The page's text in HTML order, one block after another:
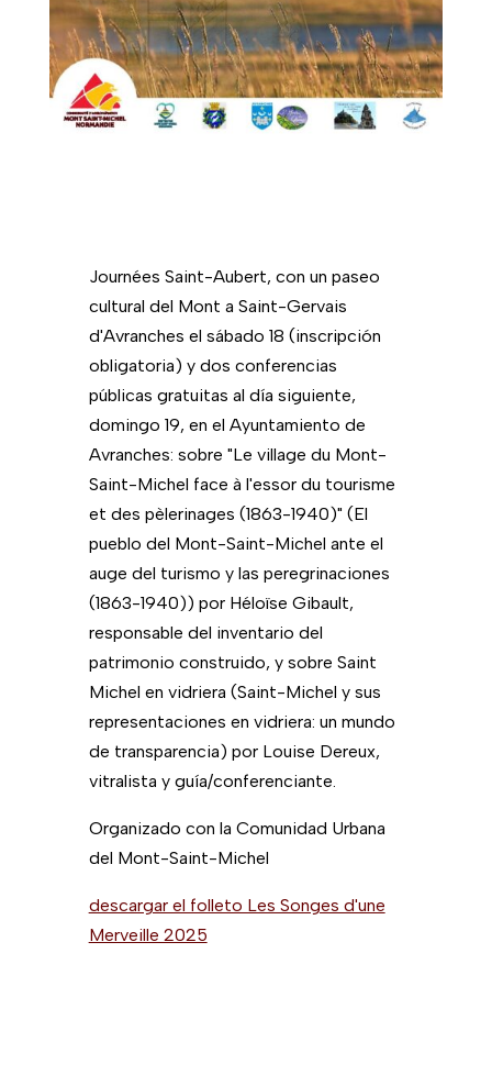
Journées Saint-Aubert, con un paseo
cultural del Mont a Saint-Gervais
d'Avranches el sábado 18 (inscripción
obligatoria) y dos conferencias
públicas gratuitas al día siguiente,
domingo 19, en el Ayuntamiento de
Avranches: sobre "Le village du Mont-
Saint-Michel face à l'essor du tourisme
et des pèlerinages (1863-1940)" (El
pueblo del Mont-Saint-Michel ante el
auge del turismo y las peregrinaciones
(1863-1940)) por Héloïse Gibault,
responsable del inventario del
patrimonio construido, y sobre Saint
Michel en vidriera (Saint-Michel y sus
representaciones en vidriera: un mundo
de transparencia) por Louise Dereux,
vitralista y guía/conferenciante.
Organizado con la Comunidad Urbana
del Mont-Saint-Michel
descargar el folleto Les Songes d'une
Merveille 2025